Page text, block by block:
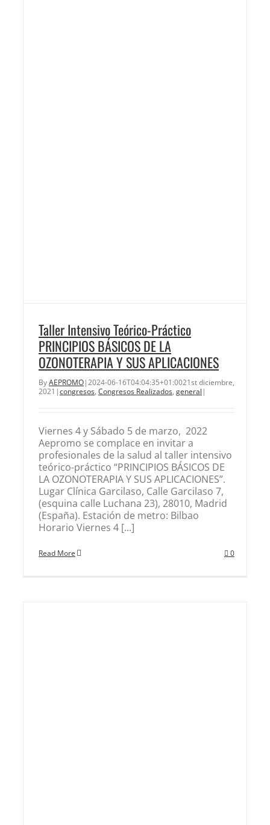
Taller Intensivo Teórico-Práctico
PRINCIPIOS BÁSICOS DE LA
OZONOTERAPIA Y SUS APLICACIONES
ByAEPROMO|2024-06-16T04:04:35+01:0021st diciembre,
2021 |congresos, Congresos Realizados, general |
Viernes 4 y Sábado 5 de marzo, 2022
Aepromo se complace en invitar a
profesionales de la salud al taller intensivo
teórico-práctico “PRINCIPIOS BÁSICOS DE
LA OZONOTERAPIA Y SUS APLICACIONES”.
Lugar Clínica Garcilaso, Calle Garcilaso 7,
(esquina calle Luchana 23), 28010, Madrid
(España). Estación de metro: Bilbao
Horario Viernes 4 [...]
Read More 0